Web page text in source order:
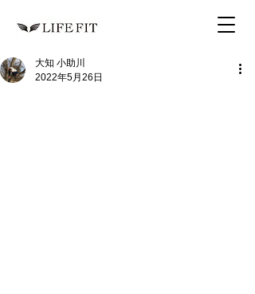
大知 小助川
2022年5月26日